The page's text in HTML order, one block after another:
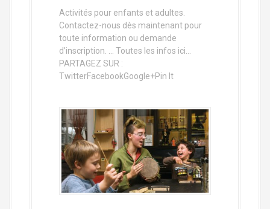
Activités pour enfants et adultes.
Contactez-nous dès maintenant pour
toute information ou demande
d’inscription. … Toutes les infos ici…
PARTAGEZ SUR :
TwitterFacebookGoogle+Pin It